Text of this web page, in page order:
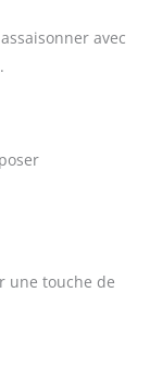
avec
une touche de